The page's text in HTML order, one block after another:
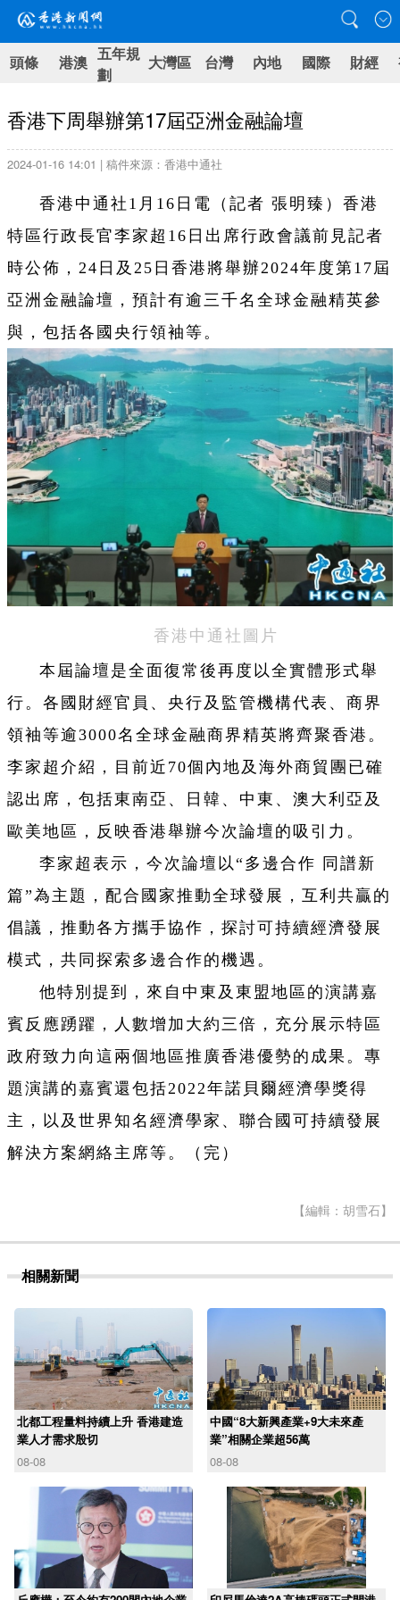
頭條 港澳 五年規
劃
大灣區 台灣 內地 國際 財經
香港下周舉辦第17屆亞洲金融論壇
2024-01-16 14:01 | 稿件來源：香港中通社
香港中通社1月16日電（記者 張明臻）香港
特區行政長官李家超16日出席行政會議前見記者
時公佈，24日及25日香港將舉辦2024年度第17屆
亞洲金融論壇，預計有逾三千名全球金融精英參
與，包括各國央行領袖等。
香港中通社圖片
本屆論壇是全面復常後再度以全實體形式舉
行。各國財經官員、央行及監管機構代表、商界
領袖等逾3000名全球金融商界精英將齊聚香港。
李家超介紹，目前近70個內地及海外商貿團已確
認出席，包括東南亞、日韓、中東、澳大利亞及
歐美地區，反映香港舉辦今次論壇的吸引力。
李家超表示，今次論壇以“多邊合作 同譜新
篇”為主題，配合國家推動全球發展，互利共贏的
倡議，推動各方攜手協作，探討可持續經濟發展
模式，共同探索多邊合作的機遇。
他特別提到，來自中東及東盟地區的演講嘉
賓反應踴躍，人數增加大約三倍，充分展示特區
政府致力向這兩個地區推廣香港優勢的成果。專
題演講的嘉賓還包括2022年諾貝爾經濟學獎得
主，以及世界知名經濟學家、聯合國可持續發展
解決方案網絡主席等。（完）
【編輯：胡雪石】
相關新聞
北都工程量料持續上升 香港建造
業人才需求殷切
08-08
中國“8大新興產業+9大未來產
業”相關企業超56萬
08-08